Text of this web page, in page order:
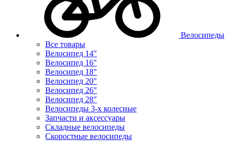
Велосипеды
Все товары
Велосипед 14"
Велосипед 16"
Велосипед 18"
Велосипед 20"
Велосипед 26"
Велосипед 28"
Велосипеды 3-х колесные
Запчасти и аксессуары
Складные велосипеды
Скоростные велосипеды